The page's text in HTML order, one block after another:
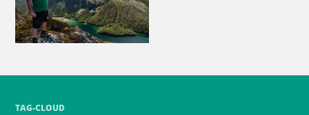
TAG-CLOUD